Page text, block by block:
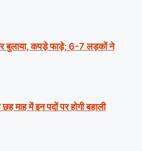
बुलाया, कपड़े फाड़े; 6-7 लड़कों ने
माह में इन पदों पर होगी बहाली